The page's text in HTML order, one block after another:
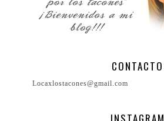
CONTACTO
Locaxlostacones@gmail.com